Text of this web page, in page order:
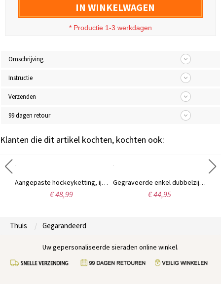
IN WINKELWAGEN
* Productie 1-3 werkdagen
Omschrijving
Instructie
Verzenden
99 dagen retour
Klanten die dit artikel kochten, kochten ook:
Aangepaste hockeyketting, ijshockeysticks sieraden, cadeau voor moeders, fans meisjes hockeyspelers team
€ 48,99
Gegraveerde enkel dubbelzijdige honkbal kruis ketting
€ 44,95
Thuis Gegarandeerd
Uw gepersonaliseerde sieraden online winkel.